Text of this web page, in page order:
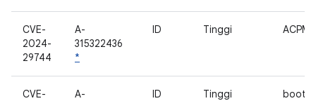
CVE-
2024-
29744
A-
315322436
*
ID Tinggi ACPM
CVE-
A-
ID Tinggi